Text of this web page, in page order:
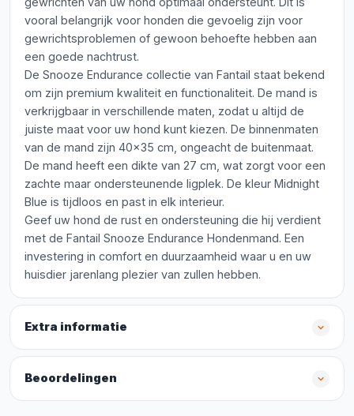
vooral belangrijk voor honden die gevoelig zijn voor
gewrichtsproblemen of gewoon behoefte hebben aan
een goede nachtrust.
De Snooze Endurance collectie van Fantail staat bekend
om zijn premium kwaliteit en functionaliteit. De mand is
verkrijgbaar in verschillende maten, zodat u altijd de
juiste maat voor uw hond kunt kiezen. De binnenmaten
van de mand zijn 40x35 cm, ongeacht de buitenmaat.
De mand heeft een dikte van 27 cm, wat zorgt voor een
zachte maar ondersteunende ligplek. De kleur Midnight
Blue is tijdloos en past in elk interieur.
Geef uw hond de rust en ondersteuning die hij verdient
met de Fantail Snooze Endurance Hondenmand. Een
investering in comfort en duurzaamheid waar u en uw
huisdier jarenlang plezier van zullen hebben.
Extra informatie
Beoordelingen